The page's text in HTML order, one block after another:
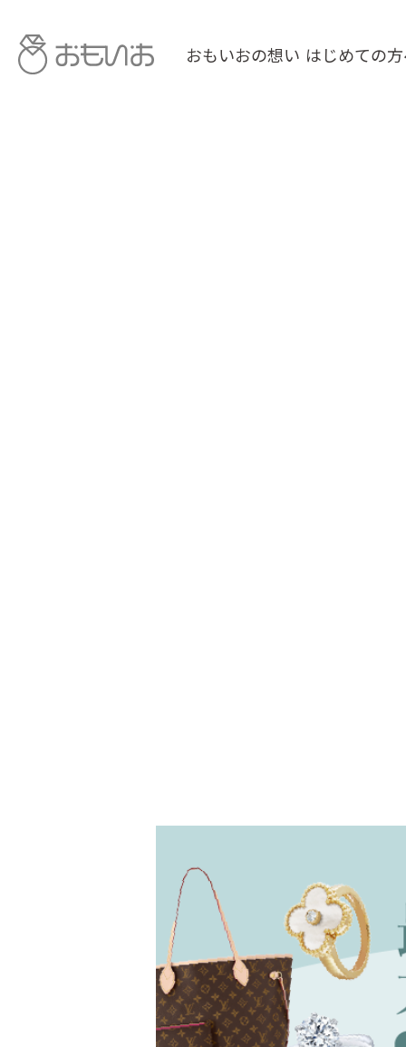
おもいおの想い はじめての